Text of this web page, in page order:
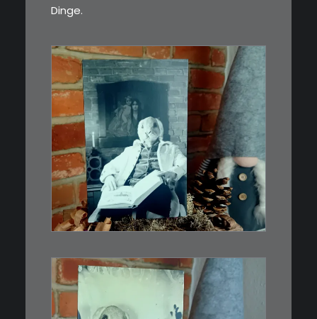
Dinge.
3,00
Limitierte Auflage. Original:
Abzug von 35mm…